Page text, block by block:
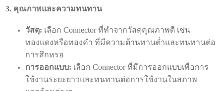
3. คุณภาพและความทนทาน
วัสดุ: เลือก Connector ที่ทำจากวัสดุคุณภาพดี เช่น
ทองแดงหรือทองคำ ที่มีความต้านทานต่ำและทนทานต่อ
การสึกหรอ
การออกแบบ: เลือก Connector ที่มีการออกแบบเพื่อการ
ใช้งานระยะยาวและทนทานต่อการใช้งานในสภาพ